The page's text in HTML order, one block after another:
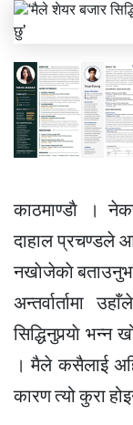
काठमाण्डाै ।
दाहाल प्रचण्डले
नखाेजेकाे
अन्तर्वार्तामा
सिद्धिनुपर्‍याे
। मैले कसैलाई
कारण त्यो कुरा